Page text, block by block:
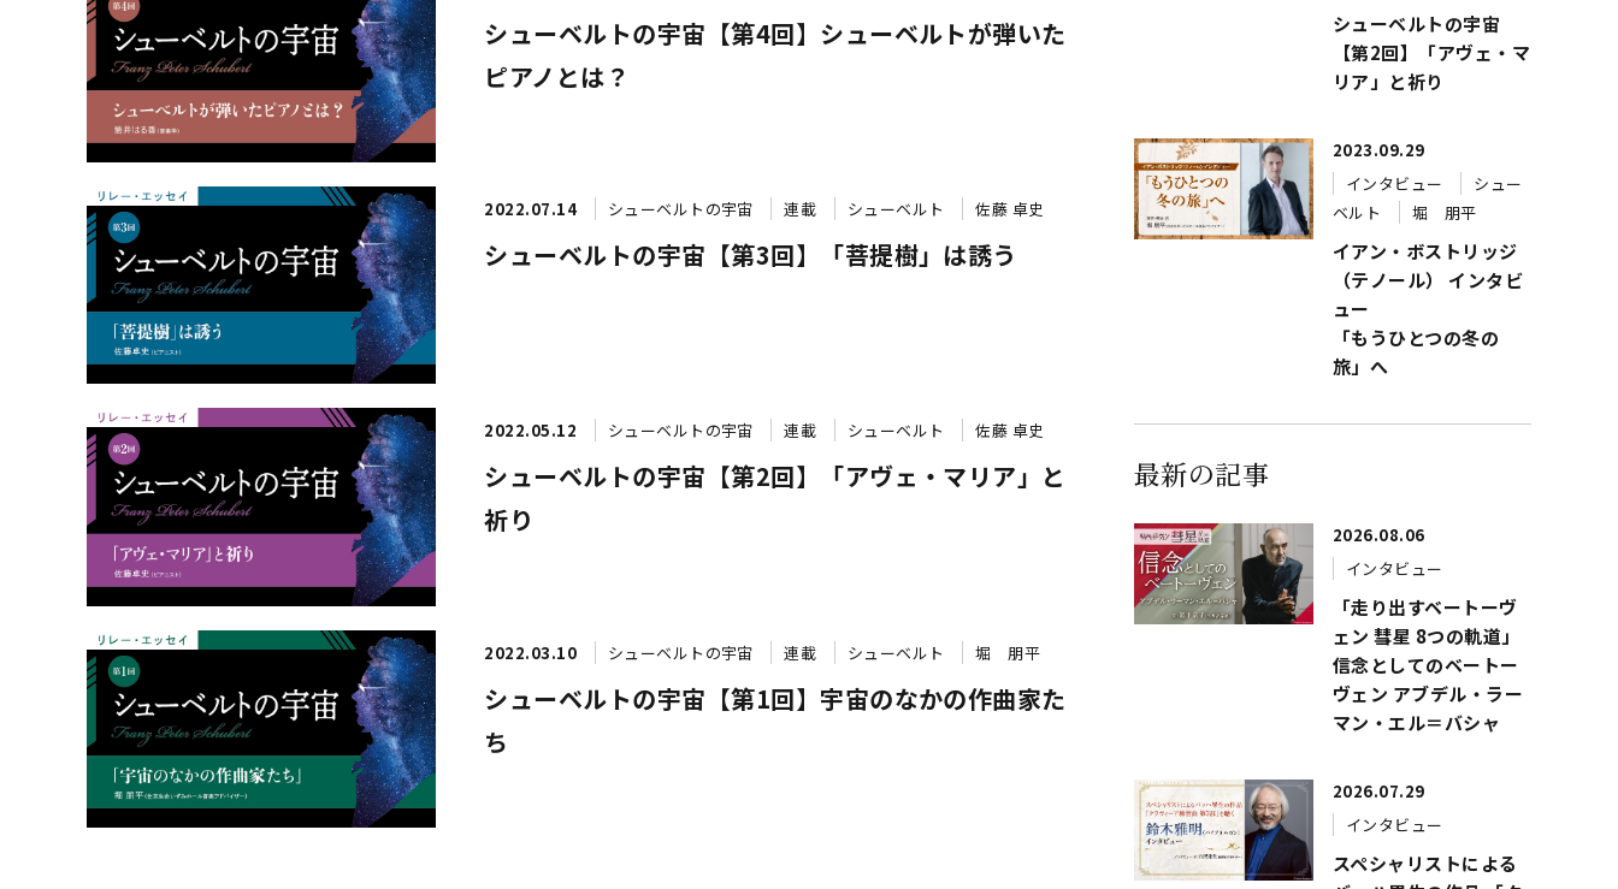
シューベルトの宇宙【第4回】シューベルトが弾いた
ピアノとは？
2022.07.14 シューベルトの宇宙 連載 シューベルト 佐藤 卓史
シューベルトの宇宙【第3回】「菩提樹」は誘う
2022.05.12 シューベルトの宇宙 連載 シューベルト 佐藤 卓史
シューベルトの宇宙【第2回】「アヴェ・マリア」と
祈り
2022.03.10 シューベルトの宇宙 連載 シューベルト 堀 朋平
シューベルトの宇宙【第1回】宇宙のなかの作曲家た
ち
シューベルトの宇宙
【第2回】「アヴェ・マ
リア」と祈り
2023.09.29
インタビュー
シュー
ベルト
堀 朋平
イアン・ボストリッジ
（テノール） インタビ
ュー
「もうひとつの冬の
旅」へ
最新の記事
2026.08.06
インタビュー
「走り出すベートーヴ
ェン 彗星 8つの軌道」
信念としてのベートー
ヴェン アブデル・ラー
マン・エル＝バシャ
2026.07.29
インタビュー
スペシャリストによる